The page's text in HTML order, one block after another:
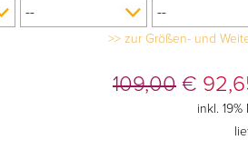
>> zur Größen- und
109,00 €
inkl. 19%